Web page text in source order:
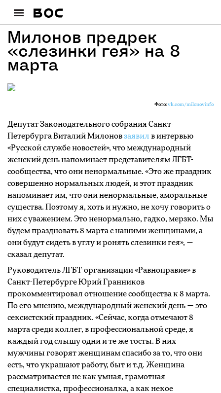
Милонов предрек
«слезинки гея» на 8
марта
Фото: vk.com/milonovinfo
Депутат Законодательного собрания Санкт-
Петербурга Виталий Милоновзаявил в интервью
«Русской службе новостей», что международный
женский день напоминает представителям ЛГБТ-
сообщества, что они ненормальные. «Это же праздник
совершенно нормальных людей, и этот праздник
напоминает им, что они ненормальные, аморальные
существа. Поэтому я, хоть и нужно, не хочу говорить о
них с уважением. Это ненормально, гадко, мерзко. Мы
будем праздновать 8 марта с нашими женщинами, а
они будут сидеть в углу и ронять слезинки гея», —
сказал депутат.
Руководитель ЛГБТ-организации «Равноправие» в
Санкт-Петербурге Юрий Гранников
прокомментировал отношение сообщества к 8 марта.
По его мнению, международный женский день — это
сексистский праздник. «Сейчас, когда отмечают 8
марта среди коллег, в профессиональной среде, я
каждый год слышу одни и те же тосты. В них
мужчины говорят женщинам спасибо за то, что они
есть, что украшают работу, быт и т.д. Женщина
рассматривается не как умная, грамотная
специалистка, профессионалка, а как некое